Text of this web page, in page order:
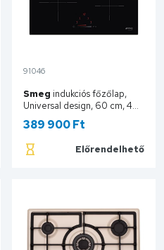
91046
Smeg indukciós főzőlap,
Universal design, 60 cm, 4
főzőzóna, fekete üveg
SI4642D
389 900 Ft
Előrendelhető
Kosárba